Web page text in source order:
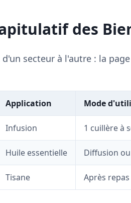
des
secteur à l'autre : la
Application Mode
Infusion 1 cuillère à
Huile essentielle Diffusion
Tisane Après repas